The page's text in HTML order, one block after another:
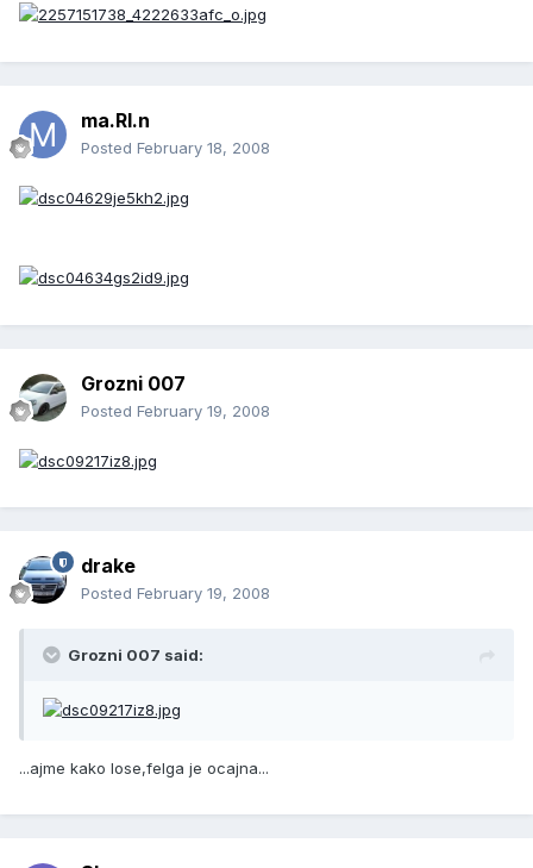
ma.RI.n
Posted February 18, 2008
Grozni 007
Posted February 19, 2008
drake
Posted February 19, 2008
Grozni 007 said:
...ajme kako lose,felga je ocajna...